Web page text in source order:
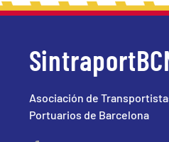
Asociación de
Portuarios de Barcelona